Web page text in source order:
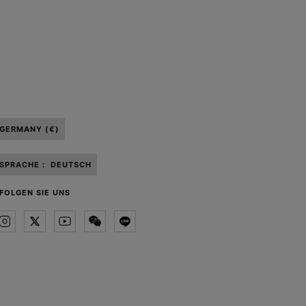
GERMANY (€)
SPRACHE : DEUTSCH
FOLGEN SIE UNS